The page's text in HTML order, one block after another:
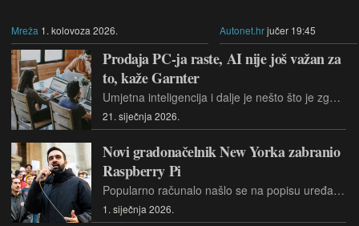
Mreža 1. kolovoza 2026. Autonet.hrjučer 19:45
Prodaja PC-ja raste, AI nije još važan za
to, kaže Garnter
Umjetna inteligencija i dalje je nešto što je zgodno imati, ne i nužno kad se kupuje novo osobno računalo.
21. siječnja 2026.
Novi gradonačelnik New Yorka zabranio
Raspberry Pi
Popularno računalo našlo se na popisu uređaja koje nije dopušteno donijeti na zabavu povodom inauguracije Zohrana Mamdanija.
1. siječnja 2026.